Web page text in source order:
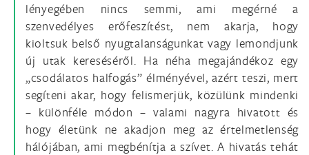
lényegében nincs semmi, ami megérné a
szenvedélyes erőfeszítést, nem akarja, hogy
kioltsuk belső nyugtalanságunkat vagy lemondjunk
új utak kereséséről. Ha néha megajándékoz egy
„csodálatos halfogás” élményével, azért teszi, mert
segíteni akar, hogy felismerjük, közülünk mindenki
– különféle módon – valami nagyra hivatott és
hogy életünk ne akadjon meg az értelmetlenség
hálójában, ami megbénítja a szívet. A hivatás tehát